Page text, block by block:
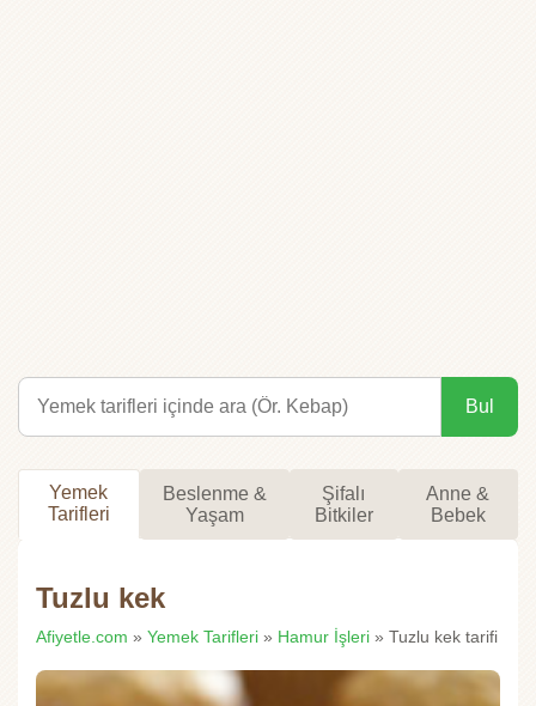
Bul
Yemek
Tarifleri
Beslenme &
Yaşam
Şifalı
Bitkiler
Anne &
Bebek
Tuzlu kek
Afiyetle.com » Yemek Tarifleri » Hamur İşleri » Tuzlu kek tarifi